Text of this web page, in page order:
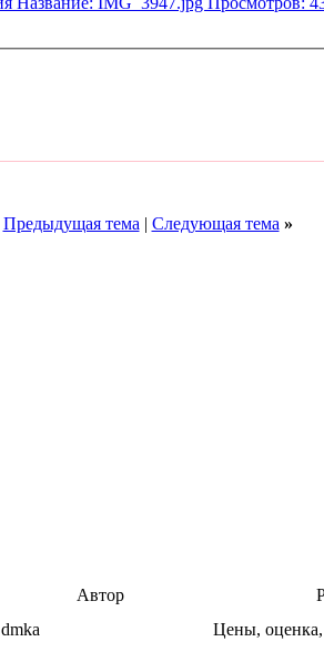
Предыдущая тема | Следующая тема »
Автор
dmka Цены, оценка,